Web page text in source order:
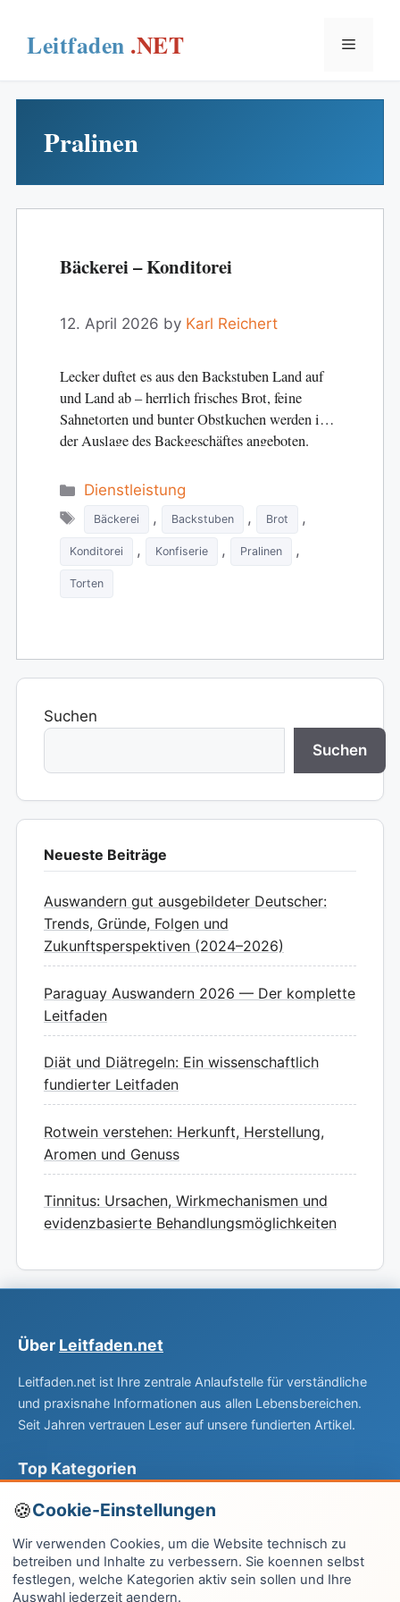
content
Menu
Pralinen
Bäckerei – Konditorei
12. April 2026 by Karl Reichert
Lecker duftet es aus den Backstuben Land auf
und Land ab – herrlich frisches Brot, feine
Sahnetorten und bunter Obstkuchen werden in
der Auslage des Backgeschäftes angeboten.
Categories
Dienstleistung
Tags
Bäckerei , Backstuben , Brot ,
Konditorei , Konfiserie , Pralinen ,
Torten
Suchen
Suchen
Neueste Beiträge
Auswandern gut ausgebildeter Deutscher:
Trends, Gründe, Folgen und
Zukunftsperspektiven (2024–2026)
Paraguay Auswandern 2026 — Der komplette
Leitfaden
Diät und Diätregeln: Ein wissenschaftlich
fundierter Leitfaden
Rotwein verstehen: Herkunft, Herstellung,
Aromen und Genuss
Tinnitus: Ursachen, Wirkmechanismen und
evidenzbasierte Behandlungsmöglichkeiten
Über Leitfaden.net
Leitfaden.net ist Ihre zentrale Anlaufstelle für verständliche
und praxisnahe Informationen aus allen Lebensbereichen.
Seit Jahren vertrauen Leser auf unsere fundierten Artikel.
Top Kategorien
Computer & EDV
Haus & Garten
Fitness & Gesundheit
Cookie-Einstellungen
Wir verwenden Cookies, um die Website technisch zu
betreiben und Inhalte zu verbessern. Sie koennen selbst
festlegen, welche Kategorien aktiv sein sollen und Ihre
Auswahl jederzeit aendern.